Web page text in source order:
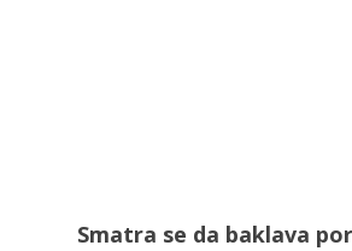
Smatra se da baklava